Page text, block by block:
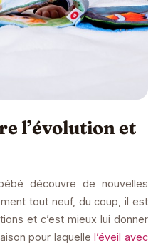
l’évolution et
découvre de nouvelles
tout neuf, du coup, il est
et c’est mieux lui donner
pour laquellel’éveil avec